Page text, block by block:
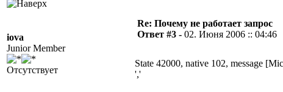
iova
Junior Member
Отсутствует
Re: Почему не работает запрос
Ответ #3 - 02. Июня 2006 :: 04:46
State 42000, native 102, message
','